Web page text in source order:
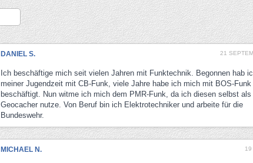
DANIEL S. 21
Ich beschäftige mich seit vielen Jahren mit Funktechnik. Begonnen hab
meiner Jugendzeit mit CB-Funk, viele Jahre habe ich mich mit BOS-Funk
beschäftigt. Nun witme ich mich dem PMR-Funk, da ich diesen selbst
Geocacher nutze. Von Beruf bin ich Elektrotechniker und arbeite für die
Bundeswehr.
MICHAEL N. 19